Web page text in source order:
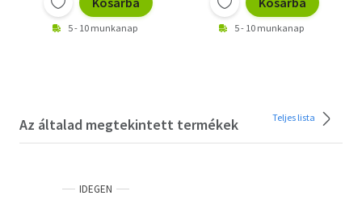
5 - 10 munkanap 5 - 10 munkanap
Az általad megtekintett termékek Teljes lista
IDEGEN